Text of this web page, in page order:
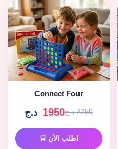
Connect Four
2250 د.ج 1950 د.ج
اطلب الآن 🛒